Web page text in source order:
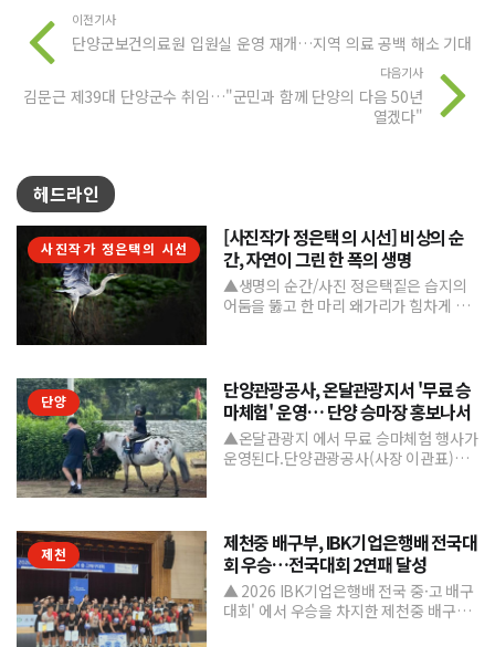
이전기사
단양군보건의료원 입원실 운영 재개…지역 의료 공백 해소 기대
다음기사
김문근 제39대 단양군수 취임…"군민과 함께 단양의 다음 50년
열겠다"
헤드라인
사진작가 정은택의 시선
[사진작가 정은택 의 시선] 비상의 순
간, 자연이 그린 한 폭의 생명
▲생명의 순간/사진 정은택짙은 습지의
어둠을 뚫고 한 마리 왜가리가 힘차게 날
단양
단양관광공사, 온달관광지서 '무료 승
마체험' 운영… 단양 승마장 홍보나서
▲온달관광지 에서 무료 승마체험 행사가
운영된다.단양관광공사(사장 이관표)가
제천
제천중 배구부, IBK기업은행배 전국대
회 우승…전국대회 2연패 달성
▲ 2026 IBK기업은행배 전국 중·고 배구
대회' 에서 우승을 차지한 제천중 배구부.